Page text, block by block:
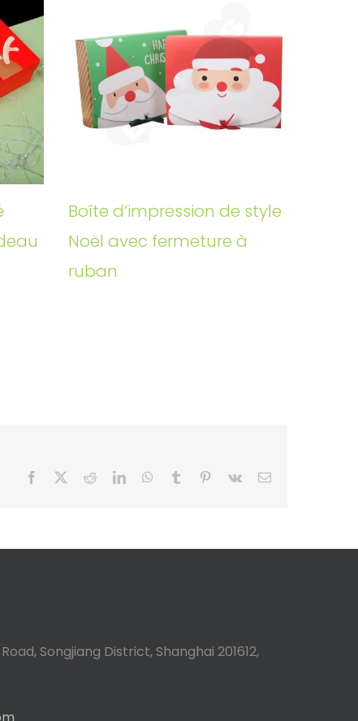
Boîte d’impression de style
Noël avec fermeture à
ruban
Facebook RedditLinkedInWhatsApp
Tumblr Pinterest
Vk Email
Songjiang District, Shanghai 201612,